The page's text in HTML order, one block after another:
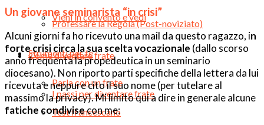
Professare la Regola (Post-noviziato)
Strumenti per te
Parla con un frate
Test francescano
Vieni in convento e vedi
Come diventare frate
I passi per diventare frate
Un giovane seminarista “in crisi”
Alcuni giorni fa ho ricevuto una mail da questo ragazzo, in
forte crisi circa la sua scelta vocazionale (dallo scorso
anno frequenta la propedeutica in un seminario
diocesano). Non riporto parti specifiche della lettera da lui
ricevuta e neppure cito il suo nome (per tutelare al
massimo la privacy). Mi limito qui a dire in generale alcune
fatiche condivisecon me: